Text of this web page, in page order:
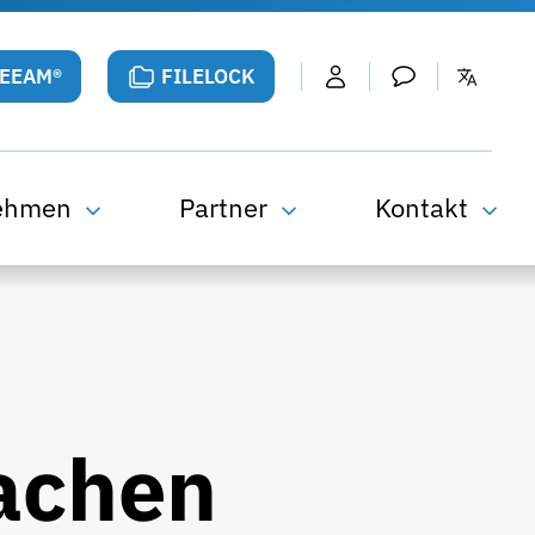
FILELOCK
Partner Kontakt